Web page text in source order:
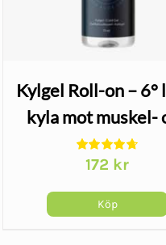
Kylgel Roll-on – 6°
kyla mot muskel-
ledsmärta
172 kr
Köp